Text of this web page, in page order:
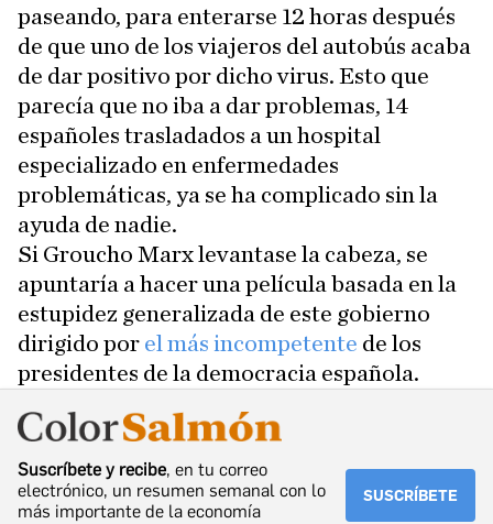
paseando, para enterarse 12 horas después
de que uno de los viajeros del autobús acaba
de dar positivo por dicho virus. Esto que
parecía que no iba a dar problemas, 14
españoles trasladados a un hospital
especializado en enfermedades
problemáticas, ya se ha complicado sin la
ayuda de nadie.
Si Groucho Marx levantase la cabeza, se
apuntaría a hacer una película basada en la
estupidez generalizada de este gobierno
dirigido por el más incompetente de los
presidentes de la democracia española.
Suscríbete y recibe, en tu correo
electrónico, un resumen semanal con lo
más importante de la economía
SUSCRÍBETE